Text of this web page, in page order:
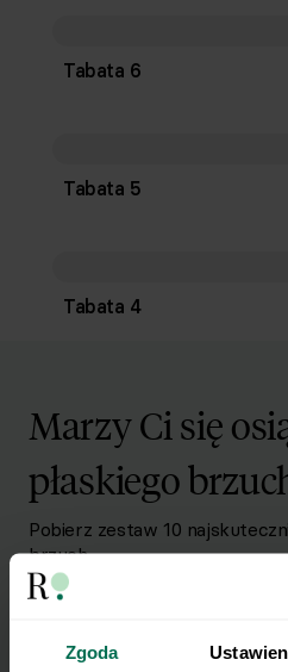
Zgoda
Tabata 6
Tabata 5
Tabata 4
Marzy Ci się
płaskiego
Pobierz zestaw 10
brzuch.
Imię